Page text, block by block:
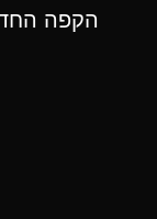
הקפה